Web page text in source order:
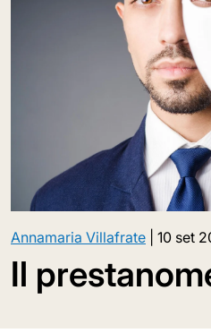
Annamaria Villafrate 10 set
Il